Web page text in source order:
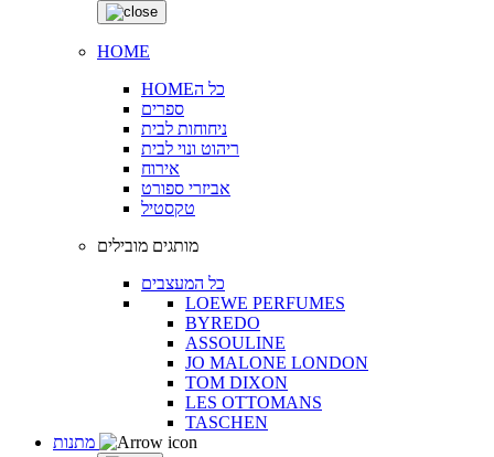
HOME
HOMEכל ה
ספרים
ניחוחות לבית
ריהוט ונוי לבית
אירוח
אביזרי ספורט
טקסטיל
מותגים מובילים
כל המעצבים
LOEWE PERFUMES
BYREDO
ASSOULINE
JO MALONE LONDON
TOM DIXON
LES OTTOMANS
TASCHEN